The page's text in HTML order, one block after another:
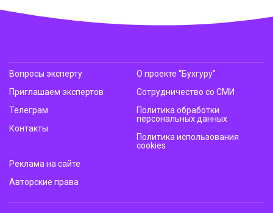
Вопросы эксперту
Приглашаем экспертов
Телеграм
Контакты
О проекте “Бухгуру”
Сотрудничество со СМИ
Политика обработки
персональных данных
Политика использования
cookies
Реклама на сайте
Авторские права